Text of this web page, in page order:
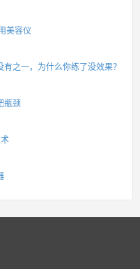
美容仪
之一，为什么你练了没效果？
瓶颈